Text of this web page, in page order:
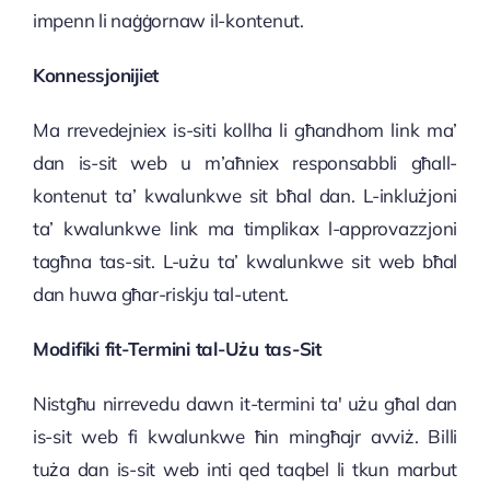
impenn li naġġornaw il-kontenut.
Konnessjonijiet
Ma rrevedejniex is-siti kollha li għandhom link ma’
dan is-sit web u m’aħniex responsabbli għall-
kontenut ta’ kwalunkwe sit bħal dan. L-inklużjoni
ta’ kwalunkwe link ma timplikax l-approvazzjoni
tagħna tas-sit. L-użu ta’ kwalunkwe sit web bħal
dan huwa għar-riskju tal-utent.
Modifiki fit-Termini tal-Użu tas-Sit
Nistgħu nirrevedu dawn it-termini ta' użu għal dan
is-sit web fi kwalunkwe ħin mingħajr avviż. Billi
tuża dan is-sit web inti qed taqbel li tkun marbut